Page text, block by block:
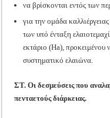
να βρίσκονται εντός των
για την ομάδα
των υπό ένταξη
εκτάριο (Ha), προκειμένου
συστηματικό ελαιώνα.
ΣΤ. Οι δεσμεύσεις που
πενταετούς διάρκειας.